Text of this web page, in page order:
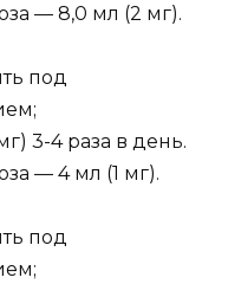
— 8,0 мл (2 мг).
под
3-4 раза в день.
— 4 мл (1 мг).
под